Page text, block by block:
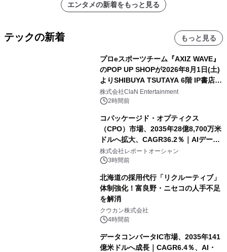
エンタメの新着をもっと見る
テックの新着 もっと見る
プロeスポーツチーム『AXIZ WAVE』
のPOP UP SHOPが2026年8月1日(土)
よりSHIBUYA TSUTAYA 6階 IP書店で
開催決定！！
株式会社ClaN Entertainment
2時間前
コパッケージド・オプティクス
（CPO）市場、2035年28億8,700万米
ドルへ拡大、CAGR36.2％｜AIデータ
センター・高速光通信需要が成長を加
速
株式会社レポートオーシャン
3時間前
北海道の採用代行「リクルーティブ」
体制強化！富良野・ニセコの人手不足
を解消
クウカン株式会社
4時間前
データコンバータIC市場、2035年141
億米ドルへ成長｜CAGR6.4％、AI・